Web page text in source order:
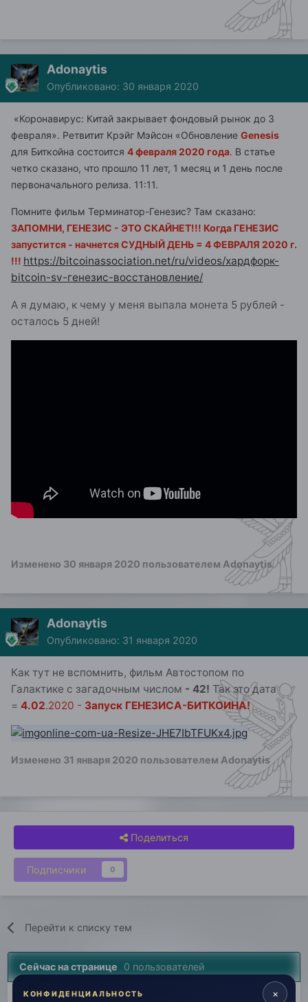
Adonaytis
Опубликовано: 30 января 2020
«Коронавирус: Китай закрывает фондовый рынок до 3
февраля». Ретвитит Крэйг Мэйсон «Обновление Genesis
для Биткойна состоится 4 февраля 2020 года. В статье
четко сказано, что прошло 11 лет, 1 месяц и 1 день после
первоначального релиза. 11:11.
Помните фильм Терминатор-Генезис? Там сказано:
ЗАПОМНИ, ГЕНЕЗИС - ЭТО СКАЙНЕТ!!! Когда ГЕНЕЗИС
запустится - начнется СУДНЫЙ ДЕНЬ = 4 ФЕВРАЛЯ 2020 г.
!!! https://bitcoinassociation.net/ru/videos/хардфорк-
bitcoin-sv-генезис-восстановление/
А я думаю, к чему у меня выпала монета 5 рублей -
осталось 5 дней!
Изменено 30 января 2020 пользователем Adonaytis
Adonaytis
Опубликовано: 31 января 2020
Как тут не вспомнить, фильм Автостопом по
Галактике с загадочным числом - 42! Так это дата
= 4.02.2020 - Запуск ГЕНЕЗИСА-БИТКОИНА!
Изменено 31 января 2020 пользователем Adonaytis
Поделиться
Подписчики 0
Перейти к списку тем
Сейчас на странице 0 пользователей
Нет пользователей, просматривающих эту страницу.×
КОНФИДЕНЦИАЛЬНОСТЬ